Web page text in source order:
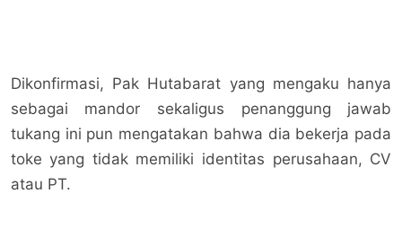
Dikonfirmasi, Pak Hutabarat yang mengaku hanya
sebagai mandor sekaligus penanggung jawab
tukang ini pun mengatakan bahwa dia bekerja pada
toke yang tidak memiliki identitas perusahaan, CV
atau PT.